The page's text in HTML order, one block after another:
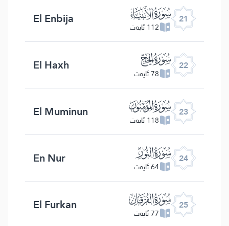
21 ﮡ
112 ئايەت El Enbija
22 ﮢ
78 ئايەت El Haxh
23 ﮣ
118 ئايەت El Muminun
24 ﮤ
64 ئايەت En Nur
25 ﮥ
77 ئايەت El Furkan